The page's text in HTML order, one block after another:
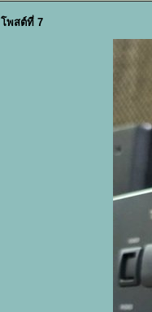
โพสต์ที่ 7